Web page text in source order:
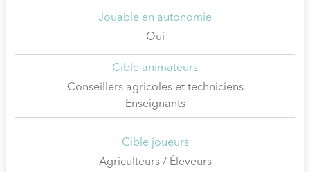
Jouable en autonomie
Oui
Cible animateurs
Conseillers agricoles et techniciens
Enseignants
Cible joueurs
Agriculteurs / Éleveurs